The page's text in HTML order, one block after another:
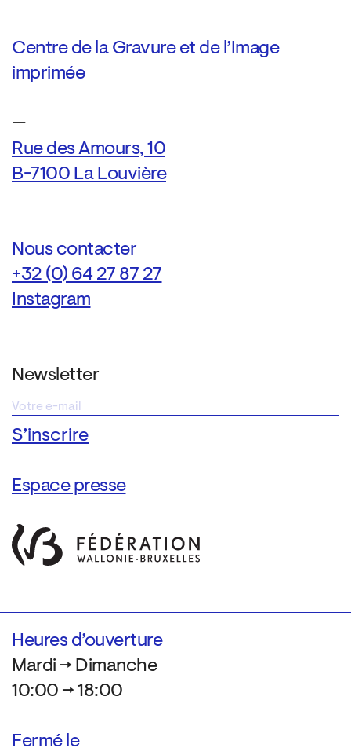
Centre de la Gravure et de l’Image
imprimée
—
Rue des Amours, 10
B-7100 La Louvière
Nous contacter
+32 (0) 64 27 87 27
Instagram
Newsletter
Espace presse
Heures d’ouverture
Mardi → Dimanche
10:00 → 18:00
Fermé le